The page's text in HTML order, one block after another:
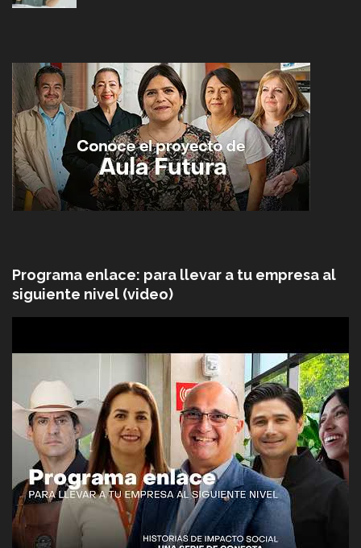
Programa enlace: para llevar a tu empresa al
siguiente nivel (video)